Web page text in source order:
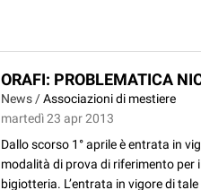
ORAFI: PROBLEMATICA
News /Associazioni di mestiere
martedì 23 apr 2013
Dallo scorso 1° aprile è entrata in
modalità di prova di riferimento per
bigiotteria. L’entrata in vigore di